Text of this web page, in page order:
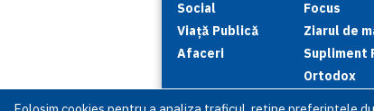
Social
Viață Publică
Afaceri
Focus
Ziarul de
Supliment
Ortodox